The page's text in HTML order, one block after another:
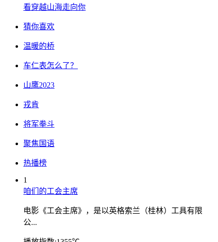
看穿越山海走向你
猜你喜欢
温暖的桥
车仁表怎么了？
山鹰2023
戎肯
将军拳斗
聚焦国语
热播榜
1
咱们的工会主席
电影《工会主席》，是以英格索兰（桂林）工具有限
公...